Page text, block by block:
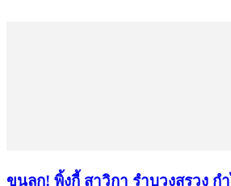
ขนลุก! พิ้งกี้ สาวิกา รำบวงสรวง ก